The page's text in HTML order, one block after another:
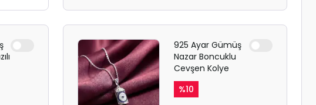
925 Ayar Gümüş
Nazar Boncuklu
Cevşen Kolye
%10